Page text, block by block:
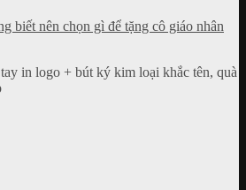
biết nên chọn gì để tặng cô giáo nhân